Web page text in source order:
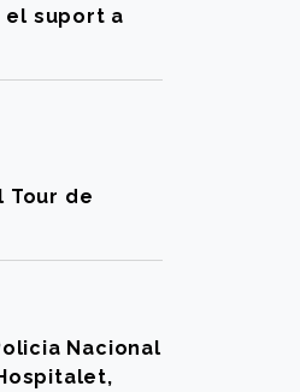
suport a
de
Nacional